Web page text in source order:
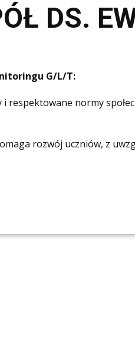
DS.
G/L/T:
i respektowane normy
rozwój uczniów, z